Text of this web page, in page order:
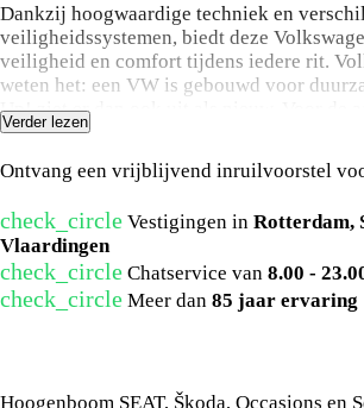
Dankzij hoogwaardige techniek en
veiligheidssystemen, biedt deze
veiligheid en comfort tijdens iedere rit.
weten het: een VW is gebouwd voor
Up! ziet er dan ook uit als nieuw. Voor de
auto zorgt een compacte motor. Ook LED-
achterbank en snelheidsafhankelijke
Voor een storingvrije radio-ontvangst zorgt
DAB-ontvanger. In een auto als deze mag
airconditioning verwachten. De
Het zal u verbazen hoe deze auto in staat
Verder lezen
Ontvang een vrijblijvend inruilvoorstel
check_circle Vestigingen in Rotterdam,
Vlaardingen
check_circle Chatservice van 8.00 -
check_circle Meer dan 85 jaar ervaring
Hoogenboom SEAT, Škoda, Occasions en